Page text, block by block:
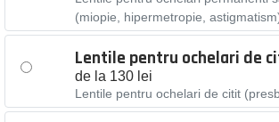
(miopie, hipermetropie,
Lentile pentru ochelari de
de la 130 lei
Lentile pentru ochelari de citit